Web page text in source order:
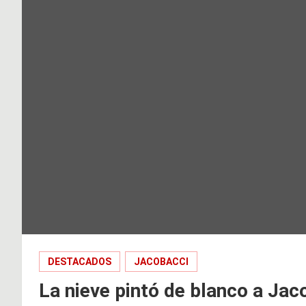
DESTACADOS JACOBACCI
La nieve pintó de blanco a